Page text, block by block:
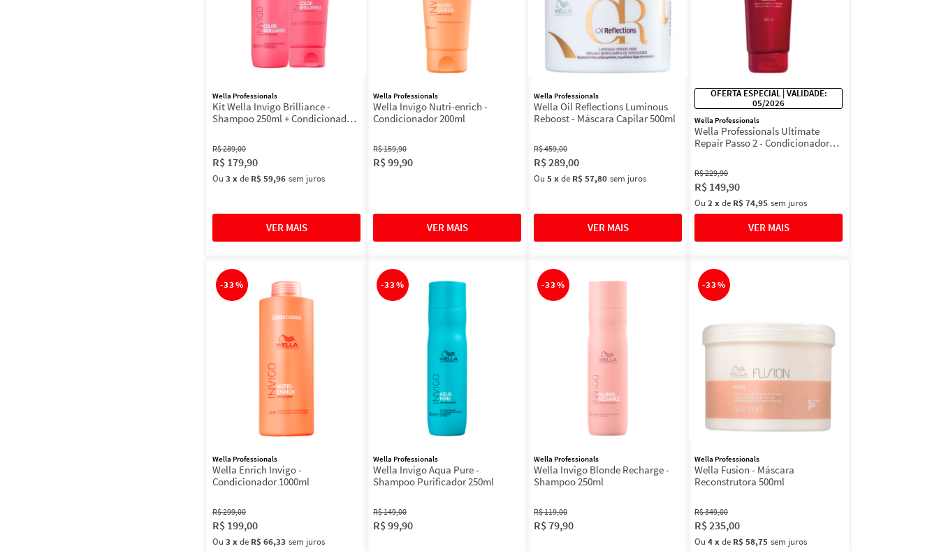
Wella Professionals
Kit Wella Invigo Brilliance -
Shampoo 250ml + Condicionador
R$289,00
R$ 179,90
Ou 3 xde R$ 59,96 sem juros
Wella Professionals
Wella Invigo Nutri-enrich -
Condicionador 200ml
R$159,90
R$99,90
Wella Professionals
Wella Oil Reflections Luminous
Reboost - Máscara Capilar 500ml
R$459,00
R$289,00
Ou 5xde R$ 57,80 sem juros
OFERTA ESPECIAL | VALIDADE:
05/2026
Wella Professionals
Wella Professionals Ultimate
Repair Passo 2 - Condicionador
R$229,90
R$ 149,90
Ou 2xde R$ 74,95 sem juros
-33%
Wella Professionals
Wella Enrich Invigo -
Condicionador 1000ml
R$299,00
R$ 199,00
Ou 3 xde R$ 66,33 sem juros
-33%
Wella Professionals
Wella Invigo Aqua Pure -
Shampoo Purificador 250ml
R$149,00
R$99,90
-33%
Wella Professionals
Wella Invigo Blonde Recharge -
Shampoo 250ml
R$119,00
R$79,90
-33%
Wella Professionals
Wella Fusion - Máscara
Reconstrutora 500ml
R$349,00
R$235,00
Ou 4xde R$ 58,75 sem juros